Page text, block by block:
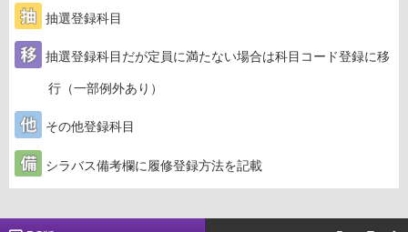
抽選登録科目
抽選登録科目だが定員に満たない場合は科目コード登録に移
行（一部例外あり）
その他登録科目
シラバス備考欄に履修登録方法を記載